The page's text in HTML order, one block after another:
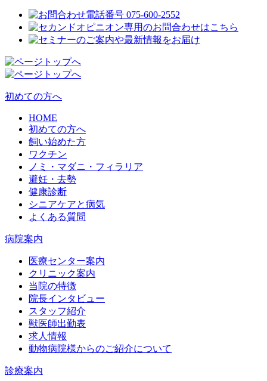
初めての方へ
HOME
初めての方へ
飼い始めた方
ワクチン
ノミ・マダニ・フィラリア
避妊・去勢
健康診断
シニアケアと病気
よくある質問
病院案内
医療センター案内
クリニック案内
当院の特徴
院長インタビュー
スタッフ紹介
獣医師出勤表
求人情報
動物病院様からのご紹介について
診療案内